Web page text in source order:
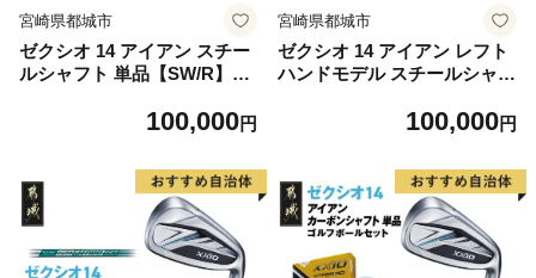
宮崎県都城市
ゼクシオ 14 アイアン スチー
ルシャフト 単品【SW/R】
SWR _(都城市)ダンロップ ゼ
GH neo スチールシャフトゴ
ルフ用品 スポーツ用品 日本
製 MADE IN JAPAN 国産 ゴ
ルフクラブ
100,000円
宮崎県都城市
ゼクシオ 14 アイアン レフト
ハンドモデル スチールシャフ
ル》_GK-C705-5R _(都城市)
N.S.PRO 850GH neo スチー
ルシャフト レフトハンド ゴ
ルフ用品 スポーツ用品 日本
製 MADE IN JAPAN 国産 ゴ
100,000円